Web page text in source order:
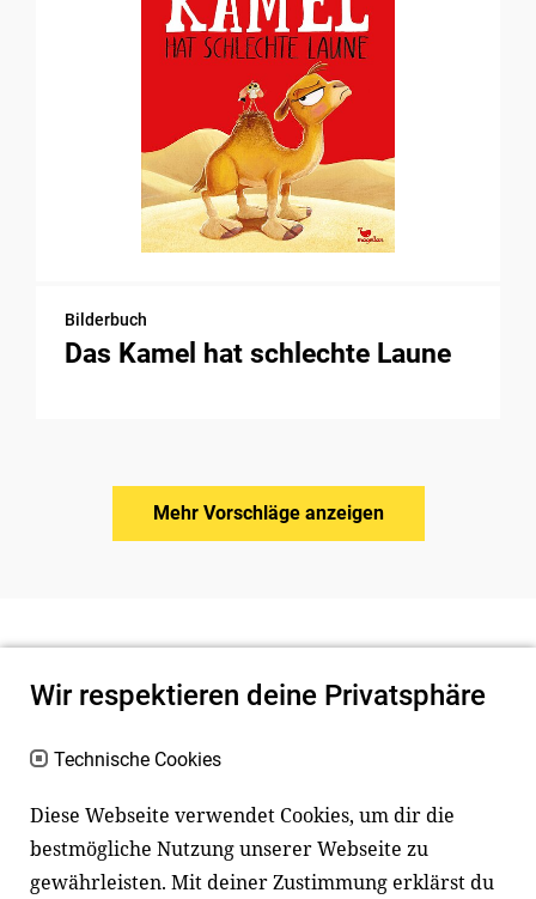
Bilderbuch
Das Kamel hat schlechte Laune
Mehr Vorschläge anzeigen
Newsletter
Wir respektieren deine Privatsphäre
Technische Cookies
Diese Webseite verwendet Cookies, um dir die
bestmögliche Nutzung unserer Webseite zu
gewährleisten. Mit deiner Zustimmung erklärst du